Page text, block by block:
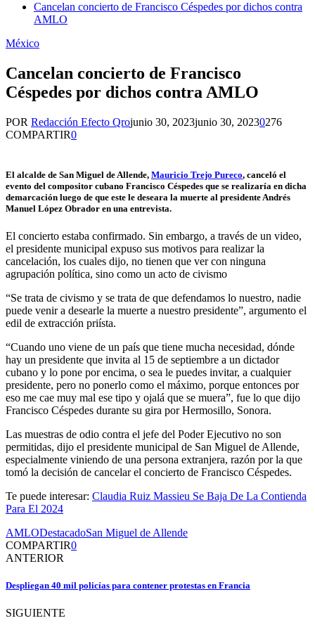
Cancelan concierto de Francisco Céspedes por dichos contra
AMLO
México
Cancelan concierto de Francisco
Céspedes por dichos contra AMLO
POR Redacción Efecto Qrojunio 30, 2023junio 30, 20230276
COMPARTIR0
El alcalde de San Miguel de Allende, Mauricio Trejo Pureco, canceló el
evento del compositor cubano Francisco Céspedes que se realizaría en dicha
demarcación luego de que este le deseara la muerte al presidente Andrés
Manuel López Obrador en una entrevista.
El concierto estaba confirmado. Sin embargo, a través de un video,
el presidente municipal expuso sus motivos para realizar la
cancelación, los cuales dijo, no tienen que ver con ninguna
agrupación política, sino como un acto de civismo
“Se trata de civismo y se trata de que defendamos lo nuestro, nadie
puede venir a desearle la muerte a nuestro presidente”, argumento el
edil de extracción priísta.
“Cuando uno viene de un país que tiene mucha necesidad, dónde
hay un presidente que invita al 15 de septiembre a un dictador
cubano y lo pone por encima, o sea le puedes invitar, a cualquier
presidente, pero no ponerlo como el máximo, porque entonces por
eso me cae muy mal ese tipo y ojalá que se muera”, fue lo que dijo
Francisco Céspedes durante su gira por Hermosillo, Sonora.
Las muestras de odio contra el jefe del Poder Ejecutivo no son
permitidas, dijo el presidente municipal de San Miguel de Allende,
especialmente viniendo de una persona extranjera, razón por la que
tomó la decisión de cancelar el concierto de Francisco Céspedes.
Te puede interesar: Claudia Ruiz Massieu Se Baja De La Contienda
Para El 2024
AMLODestacadoSan Miguel de Allende
COMPARTIR0
ANTERIOR
Despliegan 40 mil policías para contener protestas en Francia
SIGUIENTE